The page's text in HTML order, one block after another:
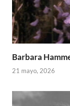
Barbara
21 mayo, 2026